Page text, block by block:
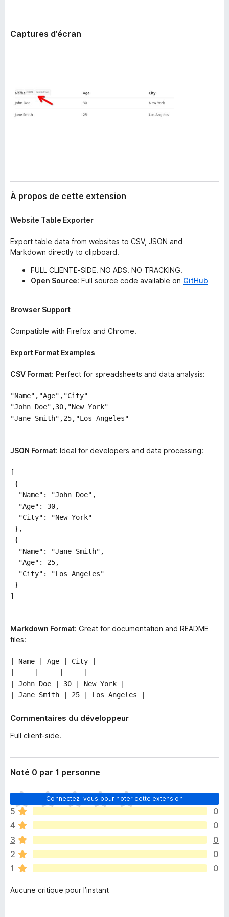
a
t
o
n
Captures d’écran
À propos de cette extension
Website Table Exporter
Export table data from websites to CSV, JSON and
Markdown directly to clipboard.
FULL CLIENTE-SIDE. NO ADS. NO TRACKING.
Open Source: Full source code available on GitHub
Browser Support
Compatible with Firefox and Chrome.
Export Format Examples
CSV Format: Perfect for spreadsheets and data analysis:
"Name","Age","City"
"John Doe",30,"New York"
"Jane Smith",25,"Los Angeles"
JSON Format: Ideal for developers and data processing:
[
{
"Name": "John Doe",
"Age": 30,
"City": "New York"
},
{
"Name": "Jane Smith",
"Age": 25,
"City": "Los Angeles"
}
]
Markdown Format: Great for documentation and README
files:
| Name | Age | City |
| --- | --- | --- |
| John Doe | 30 | New York |
| Jane Smith | 25 | Los Angeles |
Commentaires du développeur
Full client-side.
Noté 0 par 1 personne
Connectez-vous pour noter cette extension
I
l
n
’
y
a
a
u
u
e
5
0
4
0
3
0
2
0
1
0
Aucune critique pour l’instant